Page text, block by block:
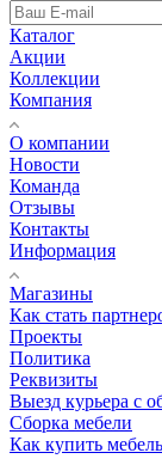
Каталог
Акции
Коллекции
Компания
О компании
Новости
Команда
Отзывы
Контакты
Информация
Магазины
Как стать
Проекты
Политика
Реквизиты
Выезд курьера с
Сборка мебели
Как купить мебель